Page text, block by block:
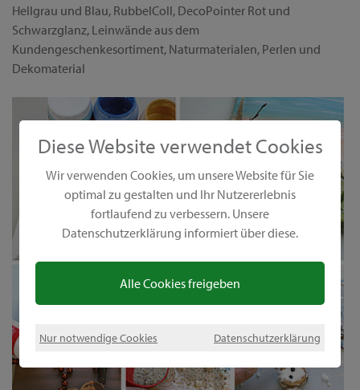
Diese Website verwendet Cookies
Wir verwenden Cookies, um unsere Website für Sie
optimal zu gestalten und Ihr Nutzererlebnis
fortlaufend zu verbessern. Unsere
Datenschutzerklärung informiert über diese.
Alle Cookies freigeben
Nur notwendige Cookies Datenschutzerklärung
Hellgrau und Blau, RubbelColl, DecoPointer Rot und
Schwarzglanz, Leinwände aus dem
Kundengeschenkesortiment, Naturmaterialen, Perlen und
Dekomaterial